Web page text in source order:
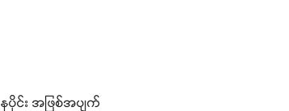
ပိုင်း အဖြစ်အပျက်